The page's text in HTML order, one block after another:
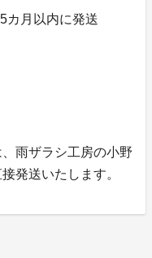
カ月以内に発送
雨ザラシ工房の小野
発送いたします。